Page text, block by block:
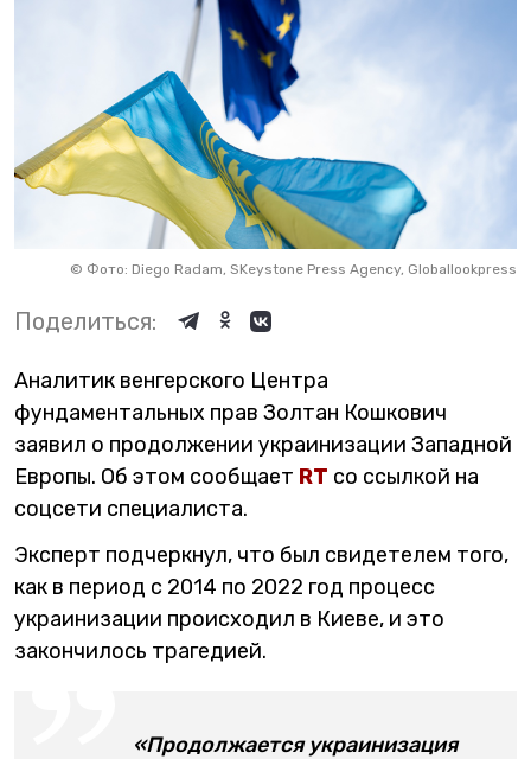
© Фото: Diego Radam, SKeystone Press Agency, Globallookpress
Поделиться:
Аналитик венгерского Центра
фундаментальных прав Золтан Кошкович
заявил о продолжении украинизации Западной
Европы. Об этом сообщает RT со ссылкой на
соцсети специалиста.
Эксперт подчеркнул, что был свидетелем того,
как в период с 2014 по 2022 год процесс
украинизации происходил в Киеве, и это
закончилось трагедией.
«Продолжается украинизация